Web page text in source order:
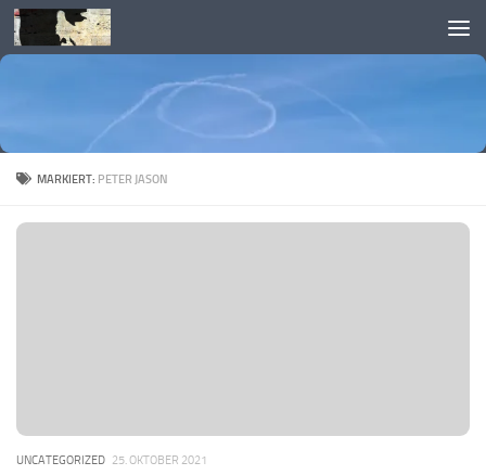
Skip to content
MARKIERT: PETER JASON
UNCATEGORIZED 25. OKTOBER 2021